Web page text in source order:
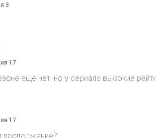
3
17
ещё нет, но у сериала высокие
17
продолжение?